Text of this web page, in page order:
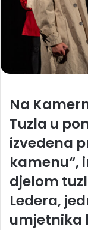
Na
Tuzla u
izvedena
kamenu“,
djelom
Ledera,
umjetnika